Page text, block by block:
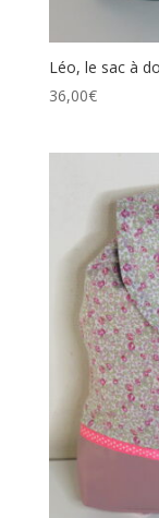
Léo, le sac à
36,00€